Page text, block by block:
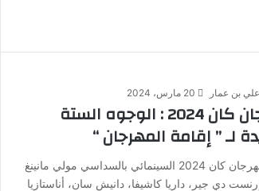
بن عمار 20 مارس، 2024
مهرجان كان 2024 : الوجوه الستة
لـ ” إقامة المهرجان “
رحّب مهرجان كان 2024 السينمائي بالسداسي مولي مانينغ
دي جير، داريا كاشيفا، دانيش سان، أناستازيا